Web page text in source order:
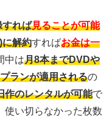
れば見ることが可能
に解約すればお金は一
中は月8本までDVDや
ランが適用されるの
作のレンタルが可能で
使い切らなかった枚数